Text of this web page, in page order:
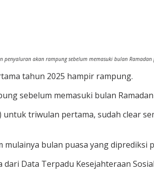
penyaluran akan rampung sebelum memasuki bulan
tahun 2025 hampir rampung.
sebelum memasuki bulan
triwulan pertama, sudah clear
bulan puasa yang diprediksi
Data Terpadu Kesejahteraan